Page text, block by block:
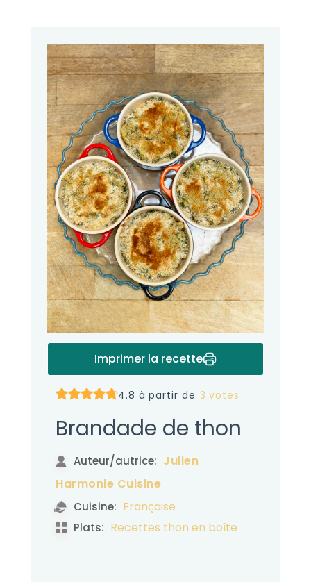
Imprimer la recette
4.8 à partir de 3 votes
Brandade de thon
Auteur/autrice: Julien
Harmonie Cuisine
Cuisine: Française
Plats: Recettes thon en boîte